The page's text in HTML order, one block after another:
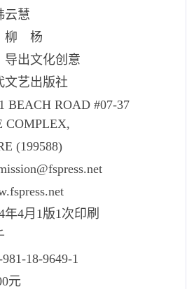
云慧
柳 杨
导出文化创意
文艺出版社
BEACH ROAD #07-37
COMPLEX,
(199588)
年4月1版1次印刷
18-9649-1
元